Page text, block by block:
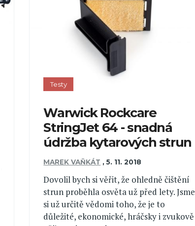
Testy
Warwick Rockcare
StringJet 64 - snadná
údržba kytarových strun
MAREK VAŇKÁT ,5. 11. 2018
Dovolil bych si věřit, že ohledně čištění
strun proběhla osvěta už před lety. Jsme
si už určitě vědomi toho, že je to
důležité, ekonomické, hráčsky i zvukově